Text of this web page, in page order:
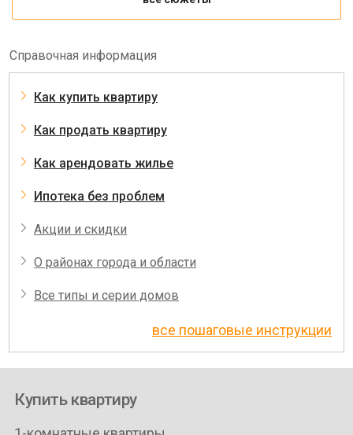
Справочная информация
Как купить квартиру
Как продать квартиру
Как арендовать жилье
Ипотека без проблем
Акции и скидки
О районах города и области
Все типы и серии домов
все пошаговые инструкции
Купить квартиру